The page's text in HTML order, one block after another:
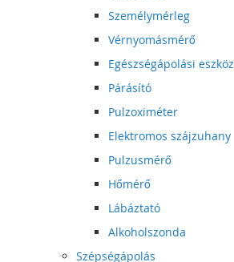
Személymérleg
Vérnyomásmérő
Egészségápolási eszköz
Párásító
Pulzoximéter
Elektromos szájzuhany
Pulzusmérő
Hőmérő
Lábáztató
Alkoholszonda
Szépségápolás